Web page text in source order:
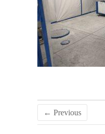
← Previous